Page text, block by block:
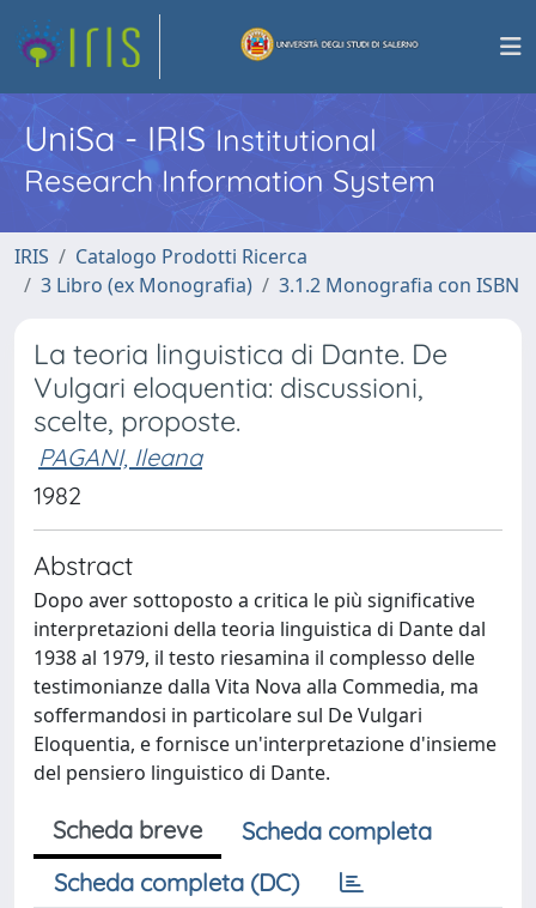
UniSa - IRISInstitutional
Research Information System
IRIS
Catalogo Prodotti Ricerca
3 Libro (ex Monografia)
3.1.2 Monografia con ISBN
La teoria linguistica di Dante. De
Vulgari eloquentia: discussioni,
scelte, proposte.
PAGANI, Ileana
1982
Abstract
Dopo aver sottoposto a critica le più significative
interpretazioni della teoria linguistica di Dante dal
1938 al 1979, il testo riesamina il complesso delle
testimonianze dalla Vita Nova alla Commedia, ma
soffermandosi in particolare sul De Vulgari
Eloquentia, e fornisce un'interpretazione d'insieme
del pensiero linguistico di Dante.
Scheda breve
Scheda completa
Scheda completa (DC)